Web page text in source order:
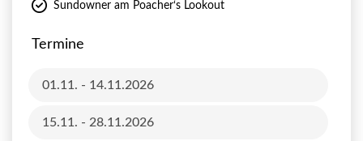
Sundowner am Poacher‘s Lookout
Termine
01.11. - 14.11.2026
15.11. - 28.11.2026